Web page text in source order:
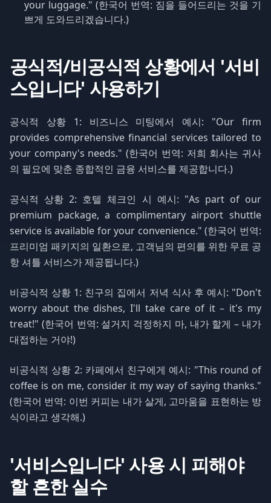
your luggage." (한국어 번역: 짐을 들어드리는 것을 기
쁘게 도와드리겠습니다.)
공식적/비공식적 상황에서 '서비
스입니다' 사용하기
공식적 상황 1: 비즈니스 미팅에서 예시: "Our firm
provides comprehensive financial services tailored to
your company's needs." (한국어 번역: 저희 회사는 귀사
의 필요에 맞춘 종합적인 금융 서비스를 제공합니다.)
공식적 상황 2: 호텔 체크인 시 예시: "As part of our
premium package, a complimentary airport shuttle
service is available for your convenience." (한국어 번역:
프리미엄 패키지의 일환으로, 고객님의 편의를 위한 무료 공
항 셔틀 서비스가 제공됩니다.)
비공식적 상황 1: 친구의 집에서 저녁 식사 후 예시: "Don't
worry about the dishes, I'll take care of it – it's my
treat!" (한국어 번역: 설거지 걱정하지 마, 내가 할게 – 내가
대접하는 거야!)
비공식적 상황 2: 카페에서 친구에게 예시: "This round of
coffee is on me, consider it my way of saying thanks."
(한국어 번역: 이번 커피는 내가 살게, 고마움을 표현하는 방
식이라고 생각해.)
'서비스입니다' 사용 시 피해야
할 흔한 실수